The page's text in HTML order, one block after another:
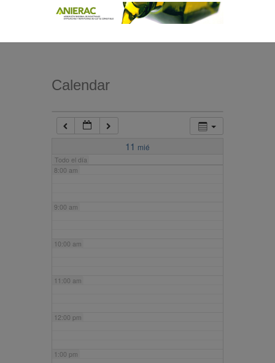
Calendar
11 mié
Todo el día
7:00 am
8:00 am
9:00 am
10:00 am
11:00 am
12:00 pm
1:00 pm